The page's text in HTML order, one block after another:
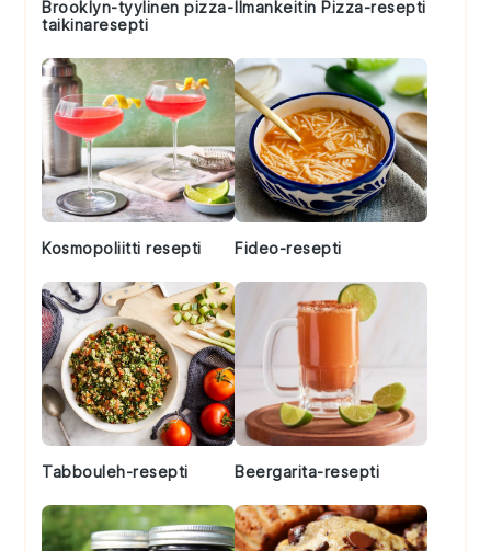
Brooklyn-tyylinen pizza-
taikinaresepti
Ilmankeitin Pizza-resepti
Kosmopoliitti resepti Fideo-resepti
Tabbouleh-resepti Beergarita-resepti